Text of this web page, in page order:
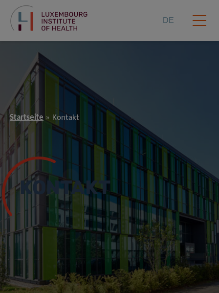
DE
Startseite Kontakt
KONTAKT